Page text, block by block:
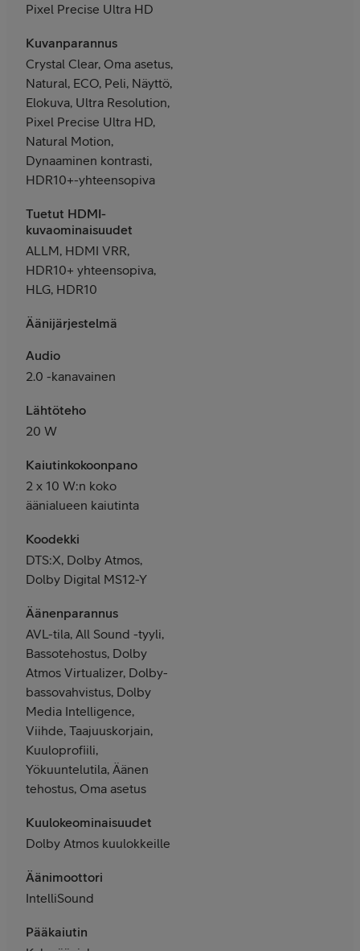
Pixel Precise Ultra HD
Kuvanparannus
Crystal Clear, Oma asetus,
Natural, ECO, Peli, Näyttö,
Elokuva, Ultra Resolution,
Pixel Precise Ultra HD,
Natural Motion,
Dynaaminen kontrasti,
HDR10+-yhteensopiva
Tuetut HDMI-
kuvaominaisuudet
ALLM, HDMI VRR,
HDR10+ yhteensopiva,
HLG, HDR10
Äänijärjestelmä
Audio
2.0 -kanavainen
Lähtöteho
20 W
Kaiutinkokoonpano
2 x 10 W:n koko
äänialueen kaiutinta
Koodekki
DTS:X, Dolby Atmos,
Dolby Digital MS12-Y
Äänenparannus
AVL-tila, All Sound -tyyli,
Bassotehostus, Dolby
Atmos Virtualizer, Dolby-
bassovahvistus, Dolby
Media Intelligence,
Viihde, Taajuuskorjain,
Kuuloprofiili,
Yökuuntelutila, Äänen
tehostus, Oma asetus
Kuulokeominaisuudet
Dolby Atmos kuulokkeille
Äänimoottori
IntelliSound
Pääkaiutin